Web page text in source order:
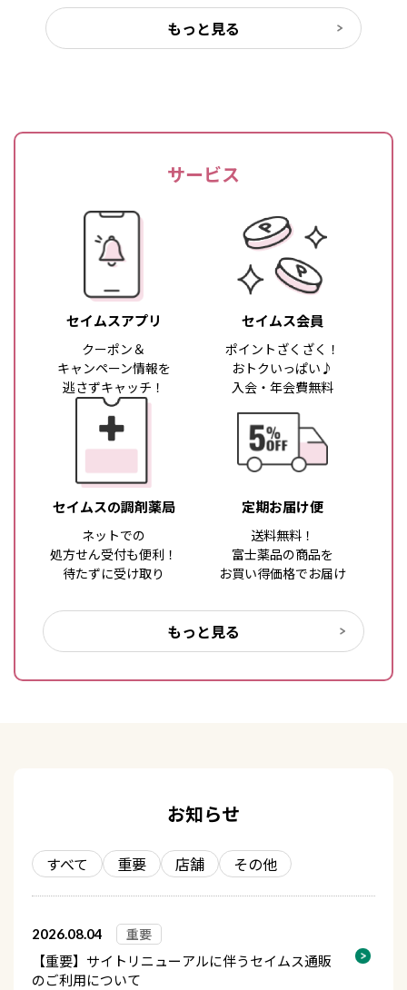
もっと見る
サービス
セイムスアプリ
クーポン＆
キャンペーン情報を
逃さずキャッチ！
セイムス会員
ポイントざくざく！
おトクいっぱい♪
入会・年会費無料
セイムスの調剤薬局
ネットでの
処方せん受付も便利！
待たずに受け取り
定期お届け便
送料無料！
富士薬品の商品を
お買い得価格でお届け
もっと見る
お知らせ
すべて 重要 店舗 その他
2026.08.04 重要
【重要】サイトリニューアルに伴うセイムス通販
のご利用について